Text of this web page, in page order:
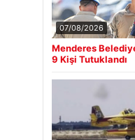
07/08/2026
Menderes
9 Kişi Tutuklandı